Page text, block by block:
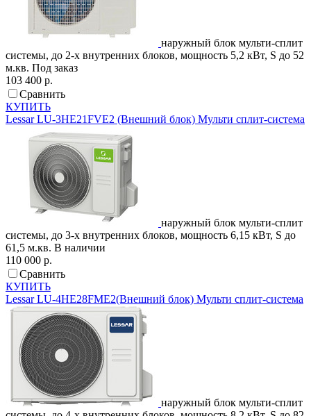
наружный блок мульти-сплит
системы, до 2-х внутренних блоков, мощность 5,2 кВт, S до 52
м.кв. Под заказ
103 400 р.
Сравнить
КУПИТЬ
Lessar LU-3HE21FVE2 (Внешний блок) Мульти сплит-система
наружный блок мульти-сплит
системы, до 3-х внутренних блоков, мощность 6,15 кВт, S до
61,5 м.кв. В наличии
110 000 р.
Сравнить
КУПИТЬ
Lessar LU-4HE28FME2(Внешний блок) Мульти сплит-система
наружный блок мульти-сплит